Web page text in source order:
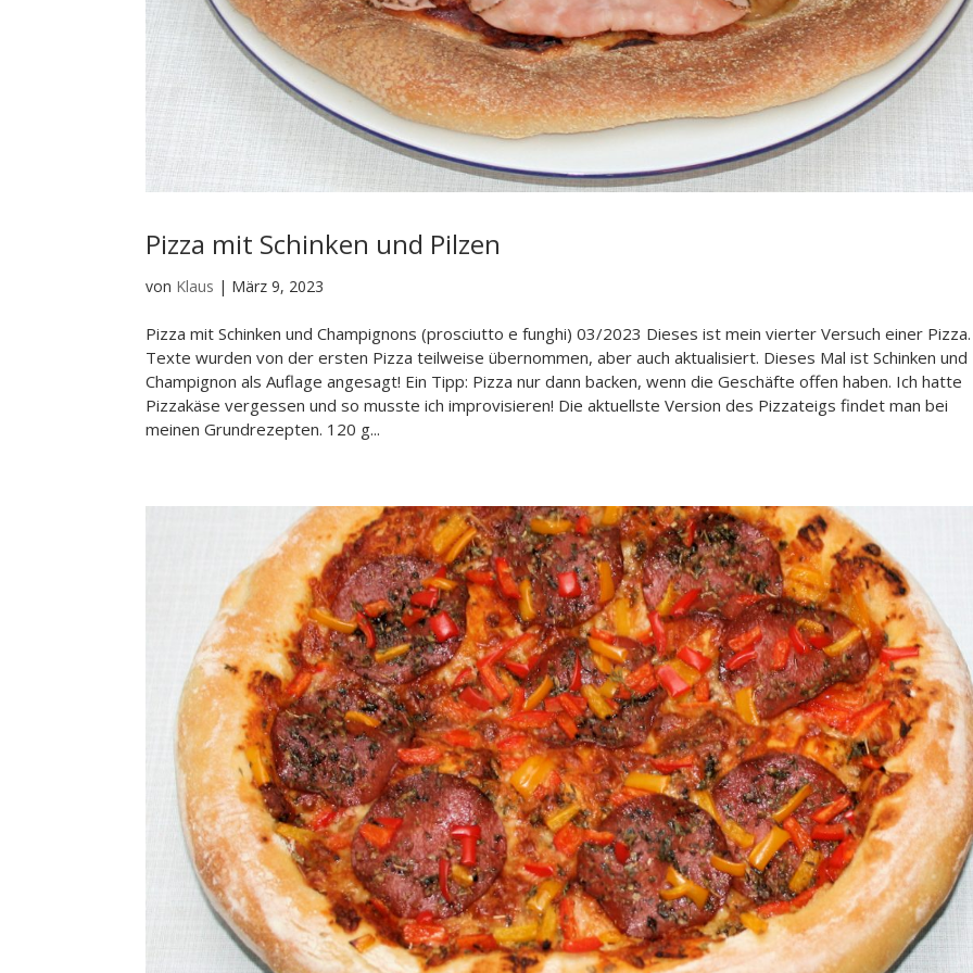
Pizza mit Schinken und Pilzen
von Klaus | März 9, 2023
Pizza mit Schinken und Champignons (prosciutto e funghi) 03/2023 Dieses ist mein vierter Versuch einer
Texte wurden von der ersten Pizza teilweise übernommen, aber auch aktualisiert. Dieses Mal ist Schinken und
Champignon als Auflage angesagt! Ein Tipp: Pizza nur dann backen, wenn die Geschäfte offen haben. Ich hatte
Pizzakäse vergessen und so musste ich improvisieren! Die aktuellste Version des Pizzateigs findet man bei
meinen Grundrezepten. 120 g...